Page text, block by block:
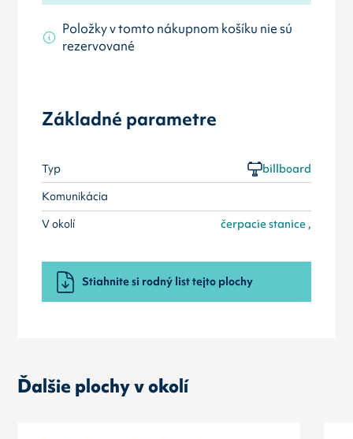
Položky v tomto nákupnom košíku nie sú
rezervované
Základné parametre
Typ
billboard
Komunikácia
V okolí
čerpacie stanice ,
Stiahnite si rodný list tejto plochy
Ďalšie plochy v okolí